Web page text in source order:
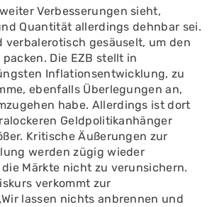
Verbesserungen sieht,
Quantität allerdings dehnbar sei.
verbalerotisch gesäuselt, um den
Die EZB stellt in
Inflationsentwicklung, zu
ebenfalls Überlegungen an,
habe. Allerdings ist dort
Geldpolitikanhänger
Kritische Äußerungen zur
werden zügig wieder
Märkte nicht zu verunsichern.
verkommt zur
lassen nichts anbrennen und